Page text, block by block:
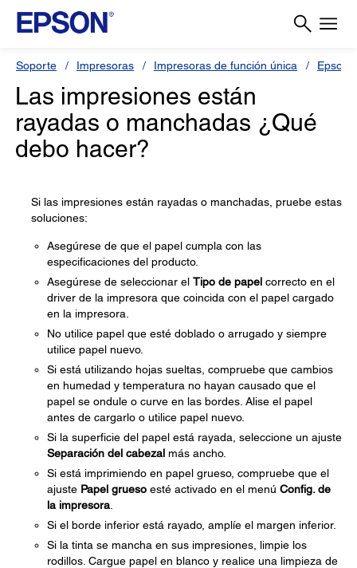
Soporte Impresoras Impresoras de función única Epson
Las impresiones están
rayadas o manchadas ¿Qué
debo hacer?
Si las impresiones están rayadas o manchadas, pruebe estas
soluciones:
Asegúrese de que el papel cumpla con las
especificaciones del producto.
Asegúrese de seleccionar el Tipo de papel correcto en el
driver de la impresora que coincida con el papel cargado
en la impresora.
No utilice papel que esté doblado o arrugado y siempre
utilice papel nuevo.
Si está utilizando hojas sueltas, compruebe que cambios
en humedad y temperatura no hayan causado que el
papel se ondule o curve en las bordes. Alise el papel
antes de cargarlo o utilice papel nuevo.
Si la superficie del papel está rayada, seleccione un ajuste
Separación del cabezal más ancho.
Si está imprimiendo en papel grueso, compruebe que el
ajuste Papel grueso esté activado en el menú Config. de
la impresora
Si el borde inferior está rayado, amplíe el margen inferior.
Si la tinta se mancha en sus impresiones, limpie los
rodillos. Cargue papel en blanco y realice una limpieza de